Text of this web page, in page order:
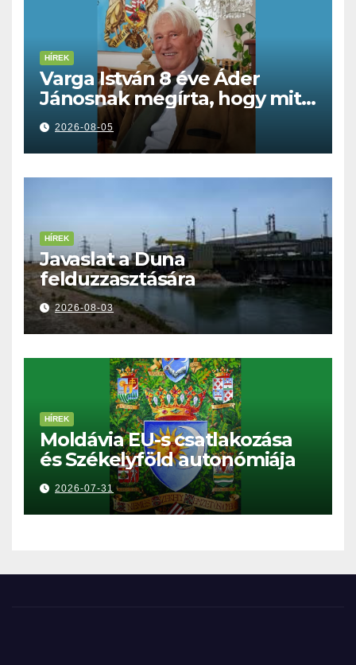
HÍREK
Varga István 8 éve Áder
Jánosnak megírta, hogy mit
kell tennünk a Dunával
2026-08-05
HÍREK
Javaslat a Duna
felduzzasztására
2026-08-03
HÍREK
Moldávia EU-s csatlakozása
és Székelyföld autonómiája
2026-07-31